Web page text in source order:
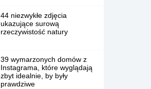
44 niezwykłe zdjęcia
ukazujące surową
rzeczywistość natury
39 wymarzonych domów z
Instagrama, które wyglądają
zbyt idealnie, by były
prawdziwe